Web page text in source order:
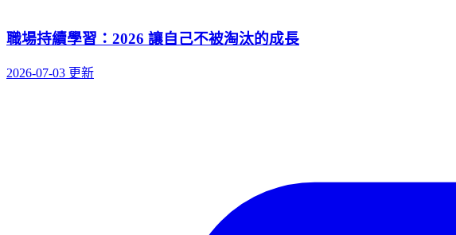
職場持續學習：2026 讓自己不被淘汰的成長
2026-07-03 更新